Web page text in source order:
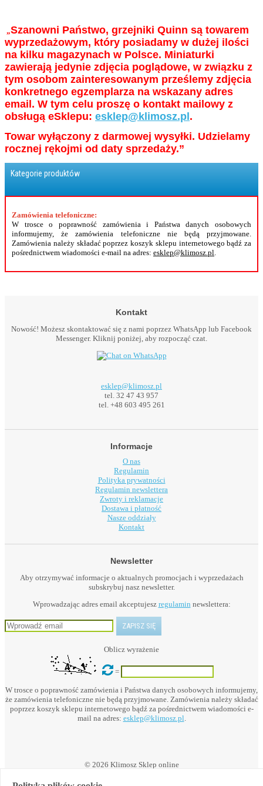
„Szanowni Państwo, grzejniki Quinn są towarem
wyprzedażowym, który posiadamy w dużej ilości
na kilku magazynach w Polsce. Miniaturki
zawierają jedynie zdjęcia poglądowe, w związku z
tym osobom zainteresowanym prześlemy zdjęcia
konkretnego egzemplarza na wskazany adres
email. W tym celu proszę o kontakt mailowy z
obsługą eSklepu: esklep@klimosz.pl .
Towar wyłączony z darmowej wysyłki. Udzielamy
rocznej rękojmi od daty sprzedaży.”
Kategorie produktów
Zamówienia telefoniczne:
W trosce o poprawność zamówienia i Państwa danych osobowych
informujemy, że zamówienia telefoniczne nie będą przyjmowane.
Zamówienia należy składać poprzez koszyk sklepu internetowego bądź za
pośrednictwem wiadomości e-mail na adres: esklep@klimosz.pl.
Kontakt
Nowość! Możesz skontaktować się z nami poprzez WhatsApp lub Facebook
Messenger. Kliknij poniżej, aby rozpocząć czat.
esklep@klimosz.pl
tel. 32 47 43 957
tel. +48 603 495 261
Informacje
O nas
Regulamin
Polityka prywatności
Regulamin newslettera
Zwroty i reklamacje
Dostawa i płatność
Nasze oddziały
Kontakt
Newsletter
Aby otrzymywać informacje o aktualnych promocjach i wyprzedażach
subskrybuj nasz newsletter.
Wprowadzając adres email akceptujesz regulamin newslettera:
Oblicz wyrażenie
=
W trosce o poprawność zamówienia i Państwa danych osobowych informujemy,
że zamówienia telefoniczne nie będą przyjmowane. Zamówienia należy składać
poprzez koszyk sklepu internetowego bądź za pośrednictwem wiadomości e-
mail na adres: esklep@klimosz.pl
© 2026 Klimosz Sklep online